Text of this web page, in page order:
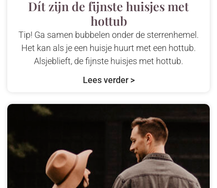
Dít zijn de fijnste huisjes met
hottub
Tip! Ga samen bubbelen onder de sterrenhemel.
Het kan als je een huisje huurt met een hottub.
Alsjeblieft, de fijnste huisjes met hottub.
Lees verder >